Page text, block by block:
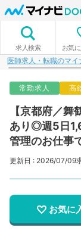
求人検索 お気
医師求人・転職のマイ
常勤求人 高
【京都府／
あり◎週5日
管理のお仕事
更新日 : 2026/07/09
お気に